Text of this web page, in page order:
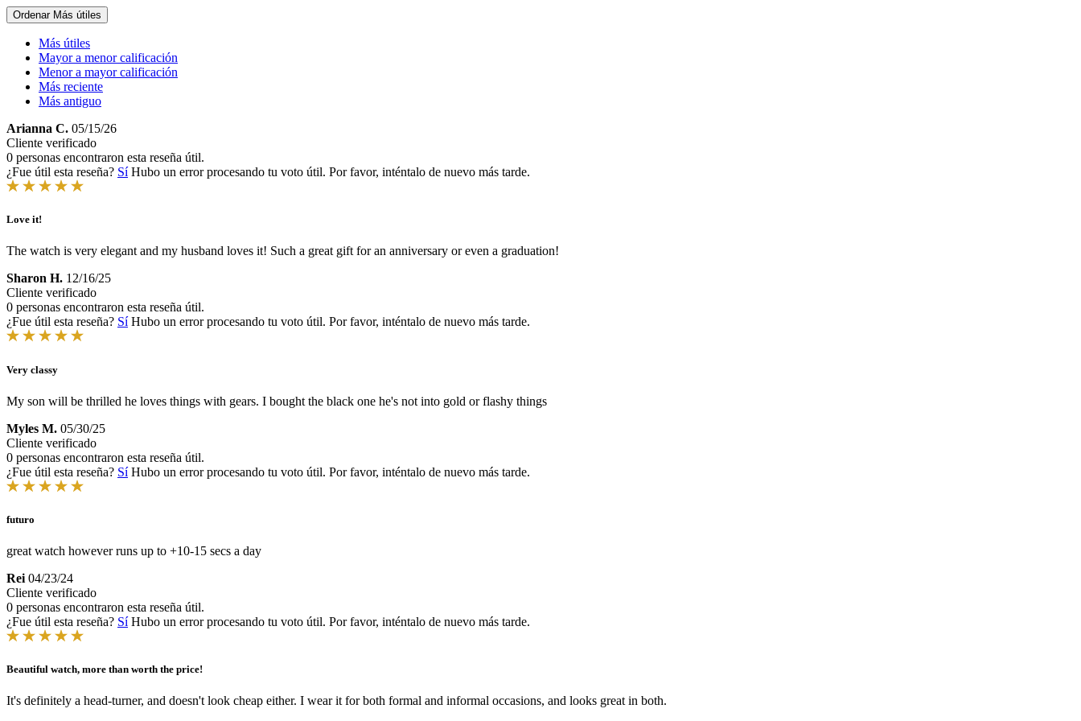
Ordenar Más útiles
Más útiles
Mayor a menor calificación
Menor a mayor calificación
Más reciente
Más antiguo
Arianna C. 05/15/26
Cliente verificado
0 personas encontraron esta reseña útil.
¿Fue útil esta reseña? Sí Hubo un error procesando tu voto útil. Por favor, inténtalo de nuevo más tarde.
Love it!
The watch is very elegant and my husband loves it! Such a great gift for an anniversary or even a graduation!
Sharon H. 12/16/25
Cliente verificado
0 personas encontraron esta reseña útil.
¿Fue útil esta reseña? Sí Hubo un error procesando tu voto útil. Por favor, inténtalo de nuevo más tarde.
Very classy
My son will be thrilled he loves things with gears. I bought the black one he's not into gold or flashy things
Myles M. 05/30/25
Cliente verificado
0 personas encontraron esta reseña útil.
¿Fue útil esta reseña? Sí Hubo un error procesando tu voto útil. Por favor, inténtalo de nuevo más tarde.
futuro
great watch however runs up to +10-15 secs a day
Rei 04/23/24
Cliente verificado
0 personas encontraron esta reseña útil.
¿Fue útil esta reseña? Sí Hubo un error procesando tu voto útil. Por favor, inténtalo de nuevo más tarde.
Beautiful watch, more than worth the price!
It's definitely a head-turner, and doesn't look cheap either. I wear it for both formal and informal occasions, and looks great in both.